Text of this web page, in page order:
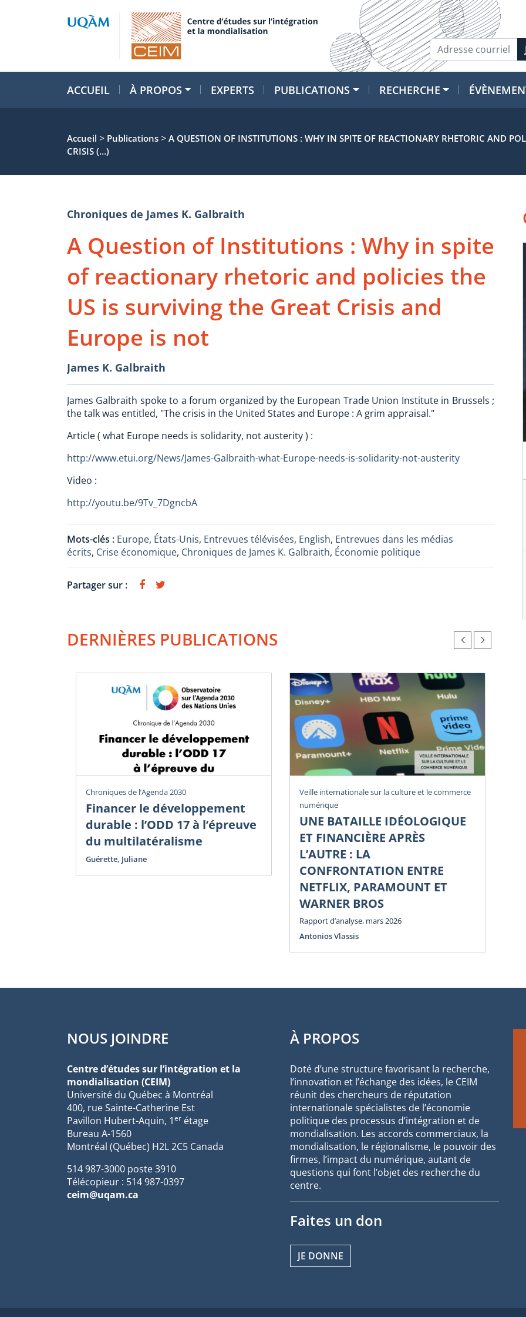
ACCUEIL À PROPOS EXPERTS PUBLICATIONS RECHERCHE
Accueil > Publications > A QUESTION OF INSTITUTIONS : WHY IN SPITE OF REACTIONARY RHETORIC AND
CRISIS (…)
Chroniques de James K. Galbraith
A Question of Institutions : Why in spite
of reactionary rhetoric and policies the
US is surviving the Great Crisis and
Europe is not
James K. Galbraith
James Galbraith spoke to a forum organized by the European Trade Union Institute in Brussels ;
the talk was entitled, "The crisis in the United States and Europe : A grim appraisal."
Article ( what Europe needs is solidarity, not austerity ) :
http://www.etui.org/News/James-Galbraith-what-Europe-needs-is-solidarity-not-austerity
Video :
http://youtu.be/9Tv_7DgncbA
Mots-clés : Europe, États-Unis, Entrevues télévisées, English, Entrevues dans les médias
écrits, Crise économique, Chroniques de James K. Galbraith, Économie politique
Partager sur :
DERNIÈRES PUBLICATIONS
Chroniques de l’Agenda 2030
Financer le développement
durable : l’ODD 17 à l’épreuve
du multilatéralisme
Guérette, Juliane
Veille internationale sur la culture et le commerce
numérique
UNE BATAILLE IDÉOLOGIQUE
ET FINANCIÈRE APRÈS
L’AUTRE : LA
CONFRONTATION ENTRE
NETFLIX, PARAMOUNT ET
WARNER BROS
Rapport d’analyse, mars 2026
Antonios Vlassis
NOUS JOINDRE
Centre d’études sur l’intégration et la
mondialisation (CEIM)
Université du Québec à Montréal
400, rue Sainte-Catherine Est
Pavillon Hubert-Aquin, 1er étage
Bureau A-1560
Montréal (Québec) H2L 2C5 Canada
514 987-3000 poste 3910
Télécopieur : 514 987-0397
ceim@uqam.ca
À PROPOS
Doté d’une structure favorisant la recherche,
l’innovation et l’échange des idées, le CEIM
réunit des chercheurs de réputation
internationale spécialistes de l’économie
politique des processus d’intégration et de
mondialisation. Les accords commerciaux, la
mondialisation, le régionalisme, le pouvoir des
firmes, l’impact du numérique, autant de
questions qui font l’objet des recherche du
centre.
Faites un don
JE DONNE